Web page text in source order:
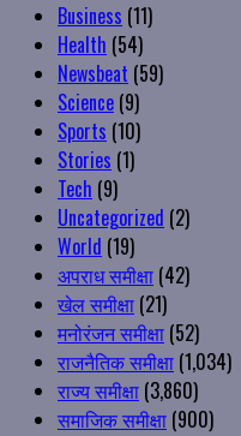
Business (11)
Health (54)
Newsbeat (59)
Science (9)
Sports (10)
Stories (1)
Tech (9)
Uncategorized (2)
World (19)
अपराध समीक्षा (42)
खेल समीक्षा (21)
मनोरंजन समीक्षा (52)
राजनैतिक समीक्षा (1,034)
राज्य समीक्षा (3,860)
समाजिक समीक्षा (900)